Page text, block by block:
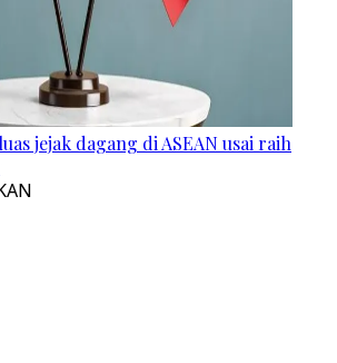
jejak dagang di ASEAN usai raih